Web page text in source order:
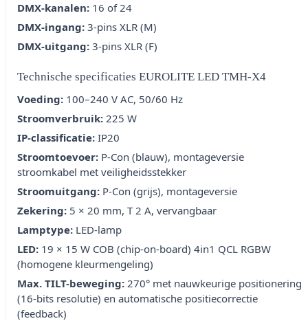
DMX-kanalen: 16 of 24
DMX-ingang: 3-pins XLR (M)
DMX-uitgang: 3-pins XLR (F)
Technische specificaties EUROLITE LED TMH-X4
Voeding: 100–240 V AC, 50/60 Hz
Stroomverbruik: 225 W
IP-classificatie: IP20
Stroomtoevoer: P-Con (blauw), montageversie
stroomkabel met veiligheidsstekker
Stroomuitgang: P-Con (grijs), montageversie
Zekering: 5 × 20 mm, T 2 A, vervangbaar
Lamptype: LED-lamp
LED: 19 × 15 W COB (chip-on-board) 4in1 QCL RGBW
(homogene kleurmengeling)
Max. TILT-beweging: 270° met nauwkeurige positionering
(16-bits resolutie) en automatische positiecorrectie
(feedback)